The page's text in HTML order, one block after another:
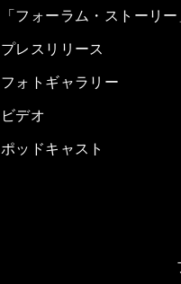
「フォーラム・ストーリー
プレスリリース
フォトギャラリー
ビデオ
ポッドキャスト